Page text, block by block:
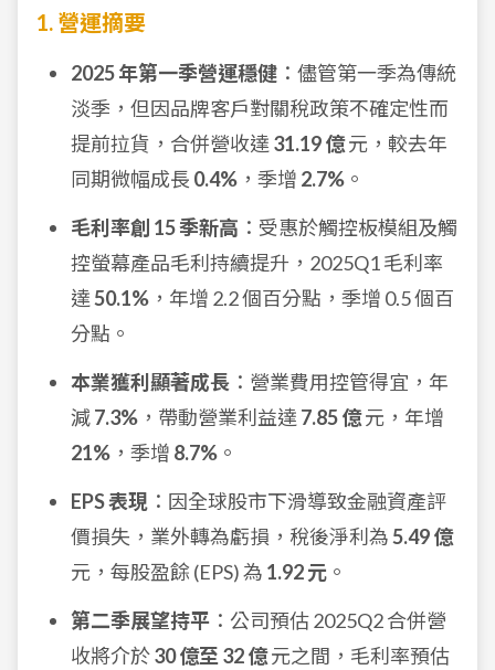
1. 營運摘要
2025 年第一季營運穩健 ：儘管第一季為傳統
淡季，但因品牌客戶對關稅政策不確定性而
提前拉貨，合併營收達 31.19 億元，較去年
同期微幅成長 0.4% ，季增 2.7% 。
毛利率創 15 季新高 ：受惠於觸控板模組及觸
控螢幕產品毛利持續提升，2025Q1 毛利率
達50.1% ，年增 2.2 個百分點，季增 0.5 個百
分點。
本業獲利顯著成長 ：營業費用控管得宜，年
減7.3% ，帶動營業利益達 7.85 億元，年增
21% ，季增 8.7% 。
EPS 表現 ：因全球股市下滑導致金融資產評
價損失，業外轉為虧損，稅後淨利為5.49 億
元，每股盈餘 (EPS) 為 1.92 元 。
第二季展望持平 ：公司預估 2025Q2 合併營
收將介於30 億至 32 億元之間，毛利率預估